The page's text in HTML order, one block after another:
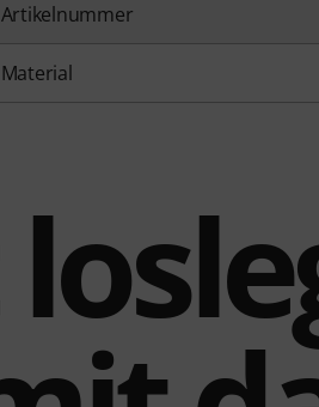
Artikelnummer
Material